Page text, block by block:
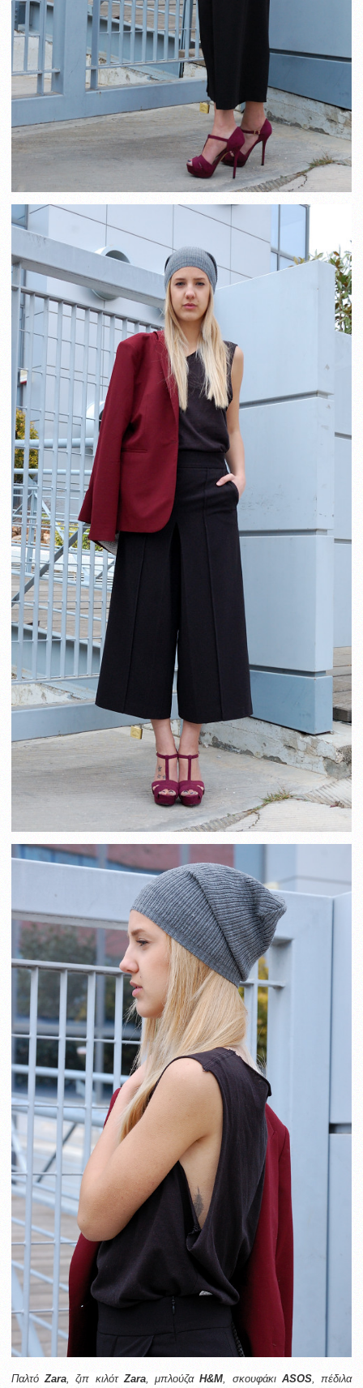
ΠαλτόZara , ζιπ κιλότ Zara,μπλούζαΗ&Μ σκουφάκι ASOS, πέδιλα